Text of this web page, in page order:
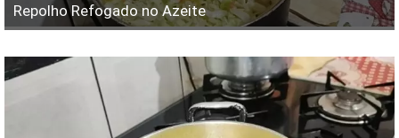
Repolho Refogado no Azeite